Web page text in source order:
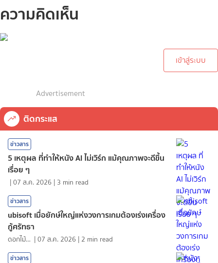
ความคิดเห็น
เข้าสู่ระบบ
Advertisement
ติดกระแส
ข่าวสาร
5 เหตุผล ที่ทำให้หนัง AI ไม่เวิร์ก แม้คุณภาพจะดีขึ้น
เรื่อย ๆ
|07 ส.ค. 2026 | 3 min read
ข่าวสาร
ubisoft เมื่อยักษ์ใหญ่แห่งวงการเกมต้องเร่งเครื่อง
กู้ศรัทธา
ดอกไม้กับสายน้ำ |07 ส.ค. 2026 | 2 min read
ข่าวสาร